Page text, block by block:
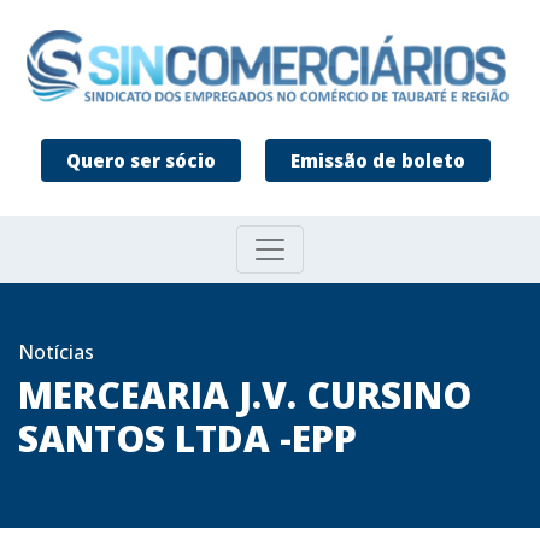
Quero ser sócio Emissão de boleto
Notícias
MERCEARIA J.V. CURSINO
SANTOS LTDA -EPP